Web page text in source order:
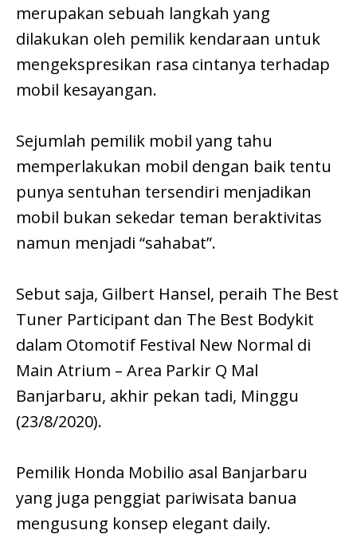
merupakan sebuah langkah yang
dilakukan oleh pemilik kendaraan untuk
mengekspresikan rasa cintanya terhadap
mobil kesayangan.
Sejumlah pemilik mobil yang tahu
memperlakukan mobil dengan baik tentu
punya sentuhan tersendiri menjadikan
mobil bukan sekedar teman beraktivitas
namun menjadi “sahabat”.
Sebut saja, Gilbert Hansel, peraih The Best
Tuner Participant dan The Best Bodykit
dalam Otomotif Festival New Normal di
Main Atrium – Area Parkir Q Mal
Banjarbaru, akhir pekan tadi, Minggu
(23/8/2020).
Pemilik Honda Mobilio asal Banjarbaru
yang juga penggiat pariwisata banua
mengusung konsep elegant daily.